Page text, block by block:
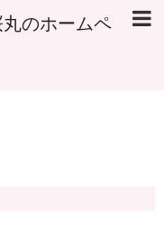
のホームペ